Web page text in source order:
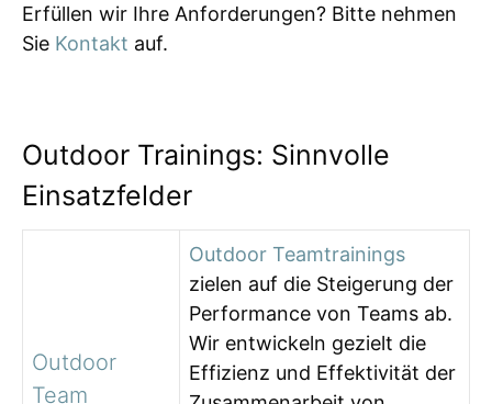
Erfüllen wir Ihre Anforderungen? Bitte nehmen
Sie Kontakt auf.
Outdoor Trainings: Sinnvolle
Einsatzfelder
Outdoor
Team
Outdoor Teamtrainings
zielen auf die Steigerung der
Performance von Teams ab.
Wir entwickeln gezielt die
Effizienz und Effektivität der